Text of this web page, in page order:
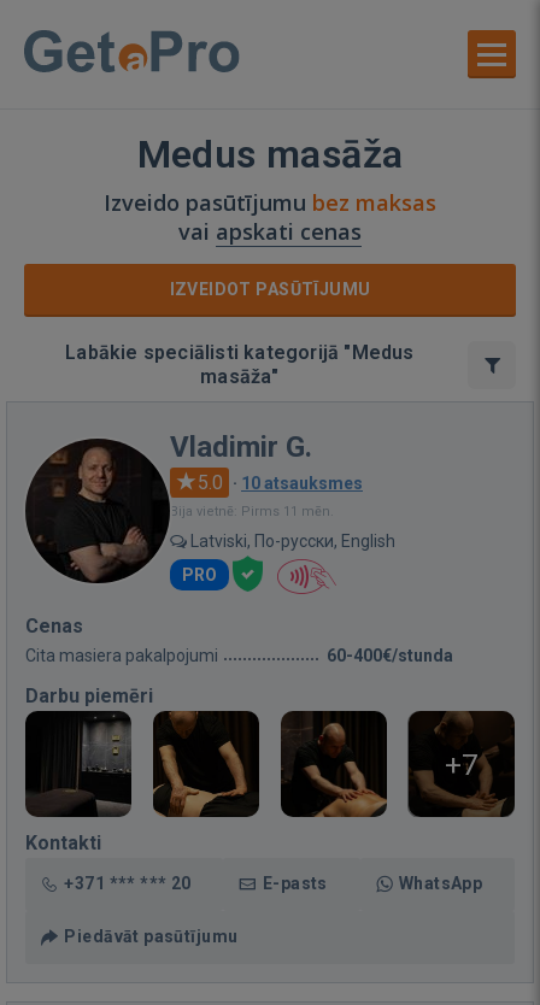
Medus masāža
Izveido pasūtījumu bez maksas
vai apskati cenas
IZVEIDOT PASŪTĪJUMU
Labākie speciālisti kategorijā "Medus
masāža"
Vladimir G.
5.0 · 10 atsauksmes
Bija vietnē: Pirms 11 mēn.
Latviski, По-русски, English
PRO
Cenas
Cita masiera pakalpojumi 60-400€/stunda
Darbu piemēri
+7
Kontakti
+371 *** *** 20 E-pasts WhatsApp
Piedāvāt pasūtījumu